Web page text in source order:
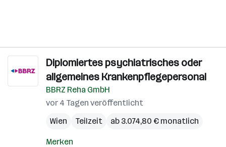
Diplomiertes psychiatrisches oder
allgemeines Krankenpflegepersonal
BBRZ Reha GmbH
vor 4 Tagen veröffentlicht
Wien
Teilzeit ab 3.074,80 € monatlich
Merken